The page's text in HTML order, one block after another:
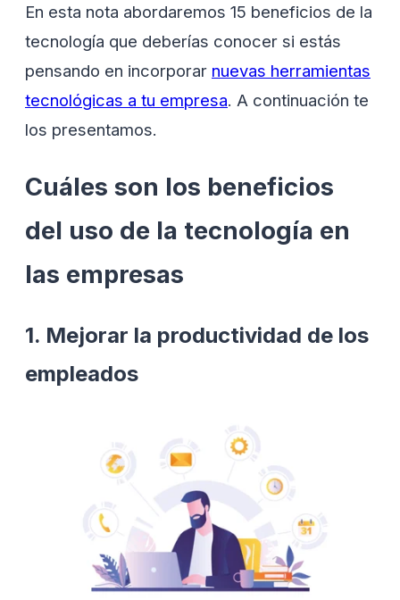
En esta nota abordaremos 15 beneficios de la
tecnología que deberías conocer si estás
pensando en incorporar nuevas herramientas
tecnológicas a tu empresa. A continuación te
los presentamos.
Cuáles son los beneficios
del uso de la tecnología en
las empresas
1. Mejorar la productividad de los
empleados